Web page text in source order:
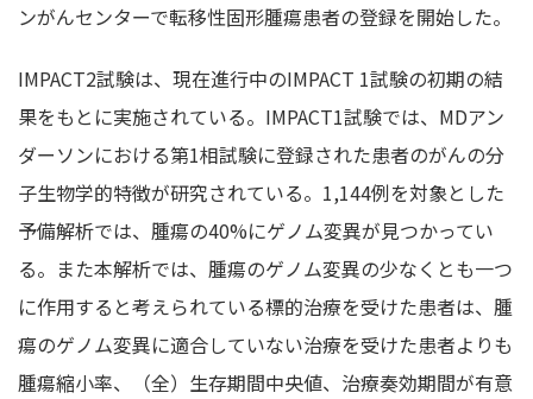
ンがんセンターで転移性固形腫瘍患者の登録を開始した。
IMPACT2試験は、現在進行中のIMPACT 1試験の初期の結
果をもとに実施されている。IMPACT1試験では、MDアン
ダーソンにおける第1相試験に登録された患者のがんの分
子生物学的特徴が研究されている。1,144例を対象とした
予備解析では、腫瘍の40%にゲノム変異が見つかってい
る。また本解析では、腫瘍のゲノム変異の少なくとも一つ
に作用すると考えられている標的治療を受けた患者は、腫
瘍のゲノム変異に適合していない治療を受けた患者よりも
腫瘍縮小率、（全）生存期間中央値、治療奏効期間が有意